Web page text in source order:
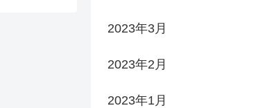
2023年3月
2023年2月
2023年1月